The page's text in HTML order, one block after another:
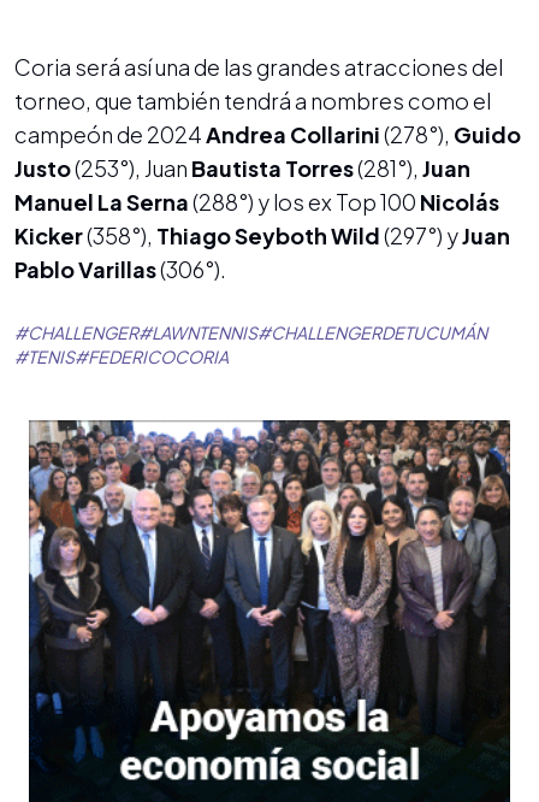
Coria será así una de las grandes atracciones del
torneo, que también tendrá a nombres como el
campeón de 2024Andrea Collarini(278°), Guido
Justo(253°), Juan Bautista Torres(281°), Juan
Manuel La Serna(288°) y los ex Top 100 Nicolás
Kicker(358°), Thiago Seyboth Wild(297°) yJuan
Pablo Varillas(306°).
#CHALLENGER#LAWNTENNIS#CHALLENGERDETUCUMÁN
#TENIS#FEDERICOCORIA